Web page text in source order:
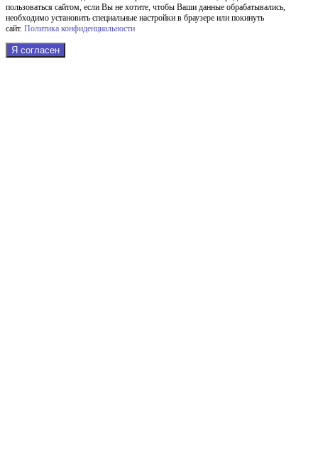
пользоваться сайтом, если Вы не хотите, чтобы Ваши данные обрабатывались,
необходимо установить специальные настройки в браузере или покинуть
сайт. Политика конфиденциальности
Я согласен